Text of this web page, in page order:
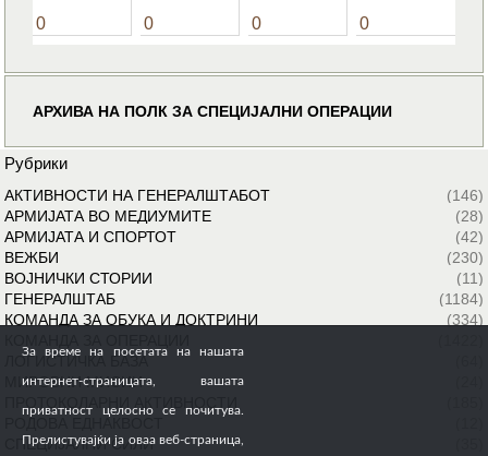
0 0 0 0
АРХИВА НА ПОЛК ЗА СПЕЦИЈАЛНИ ОПЕРАЦИИ
Рубрики
АКТИВНОСТИ НА ГЕНЕРАЛШТАБОТ
(146)
АРМИЈАТА ВО МЕДИУМИТЕ
(28)
АРМИЈАТА И СПОРТОТ
(42)
ВЕЖБИ
(230)
ВОЈНИЧКИ СТОРИИ
(11)
ГЕНЕРАЛШТАБ
(1184)
КОМАНДА ЗА ОБУКА И ДОКТРИНИ
(334)
ЛОГИСТИЧКА БАЗА
МИРОВНИ МИСИИ
СПЕЦИЈАЛНИ СИЛИ
За време на посетата на нашата
интернет-страницата, вашата
приватност целосно се почитува.
Прелистувајќи ја оваа веб-страница,